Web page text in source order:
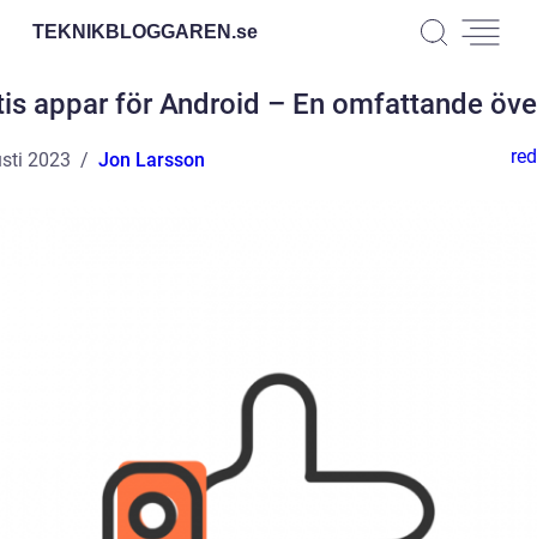
TEKNIKBLOGGAREN.se
appar för Android – En omfattande
2023 Jon Larsson